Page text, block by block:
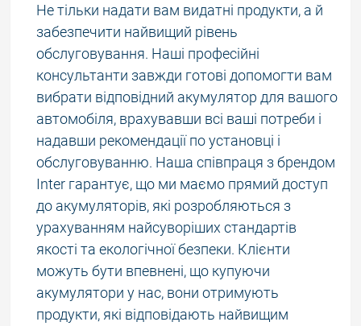
Не тільки надати вам видатні продукти, а й
забезпечити найвищий рівень
обслуговування. Наші професійні
консультанти завжди готові допомогти вам
вибрати відповідний акумулятор для вашого
автомобіля, врахувавши всі ваші потреби і
надавши рекомендації по установці і
обслуговуванню. Наша співпраця з брендом
Inter гарантує, що ми маємо прямий доступ
до акумуляторів, які розробляються з
урахуванням найсуворіших стандартів
якості та екологічної безпеки. Клієнти
можуть бути впевнені, що купуючи
акумулятори у нас, вони отримують
продукти, які відповідають найвищим